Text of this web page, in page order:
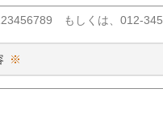
もしくは、012-
※